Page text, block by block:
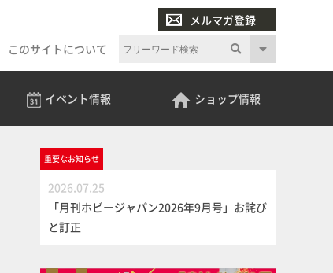
メルマガ登録
このサイトについて
イベント情報 ショップ情報
重要なお知らせ
2026.07.25
「月刊ホビージャパン2026年9月号」お詫び
と訂正